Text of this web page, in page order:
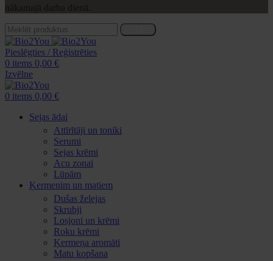
Pieslēgties / Reģistrēties
0 items 0,00 €
Izvēlne
0 items 0,00 €
Sejas ādai
Attīrītāji un toniki
Serumi
Sejas krēmi
Acu zonai
Lūpām
Ķermenim un matiem
Dušas želejas
Skrubji
Losjoni un krēmi
Roku krēmi
Ķermeņa aromāti
Matu kopšana